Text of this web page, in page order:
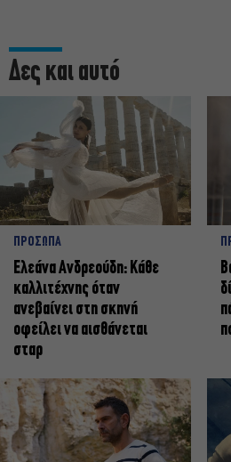
Δες και αυτό
ΠΡΟΣΩΠΑ
Ελεάνα Ανδρεούδη: Κάθε
καλλιτέχνης όταν
ανεβαίνει στη σκηνή
οφείλει να αισθάνεται
σταρ